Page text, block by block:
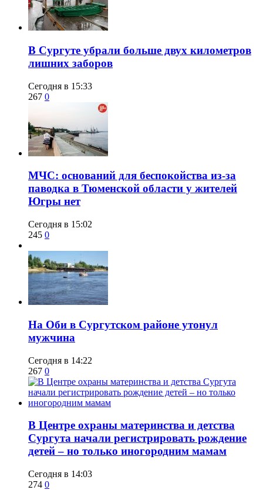
​В Сургуте убрали больше двух километров
лишних заборов
Сегодня в 15:33
267 0
​МЧС: оснований для беспокойства из-за
паводка в Тюменской области у жителей
Югры нет
Сегодня в 15:02
245 0
​На Оби в Сургутском районе утонул
мужчина
Сегодня в 14:22
267 0
​В Центре охраны материнства и детства
Сургута начали регистрировать рождение
детей – но только иногородним мамам
Сегодня в 14:03
274 0